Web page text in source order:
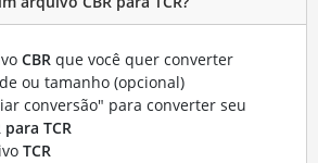
CBRque você quer converter
ou tamanho (opcional)
conversão" para converter seu
para TCR
TCR